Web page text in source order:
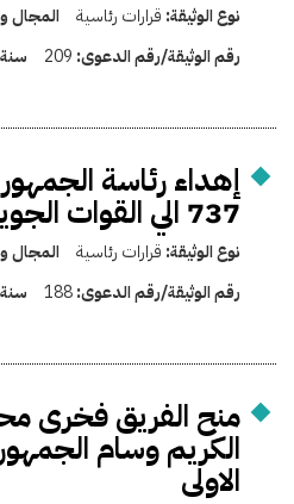
نوع الوثيقة: قرارات رئاسية المجال
رقم الوثيقة/رقم الدعوى: 209
إهداء رئاسة
737 الي القوات الجوية
نوع الوثيقة: قرارات رئاسية المجال
رقم الوثيقة/رقم الدعوى:188
منح الفريق فخرى
الكريم وسام
الاولى